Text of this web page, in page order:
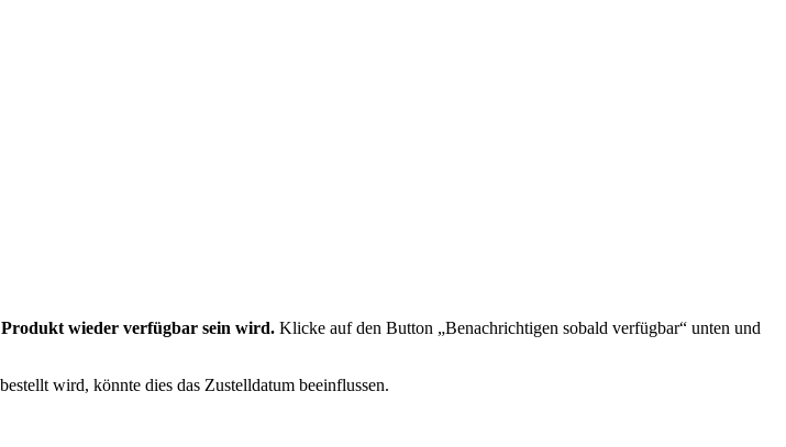
wieder verfügbar sein wird. Klicke auf den Button „Benachrichtigen sobald verfügbar“ unten und
wird, könnte dies das Zustelldatum beeinflussen.